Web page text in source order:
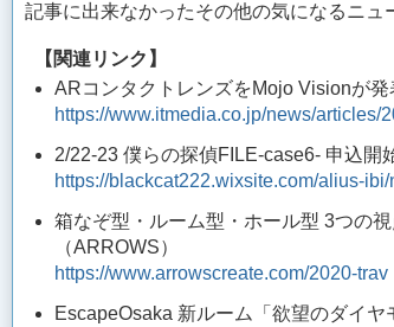
記事に出来なかったその他の気になるニュ
【関連リンク】
ARコンタクトレンズをMojo Visionが
https://www.itmedia.co.jp/news/articles/
2/22-23 僕らの探偵FILE-case6- 申込開
https://blackcat222.wixsite.com/alius-
箱なぞ型・ルーム型・ホール型 3つの
（ARROWS）
https://www.arrowscreate.com/2020-trav
EscapeOsaka 新ルーム「欲望のダイヤ